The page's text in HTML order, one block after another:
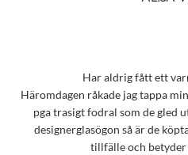
Har aldrig fått ett
Häromdagen råkade jag tappa
pga trasigt fodral som de gled
designerglasögon så är de
tillfälle och